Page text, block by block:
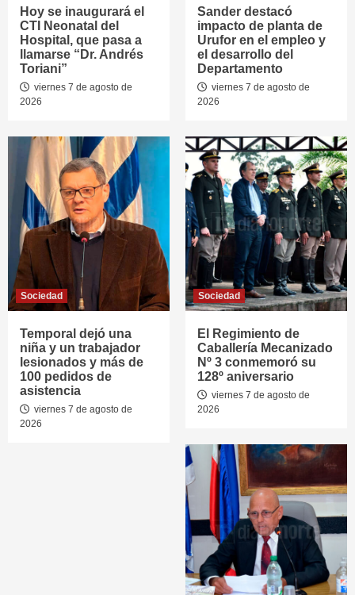
Hoy se inaugurará el
CTI Neonatal del
Hospital, que pasa a
llamarse “Dr. Andrés
Toriani”
viernes 7 de agosto de
2026
Sander destacó
impacto de planta de
Urufor en el empleo y
el desarrollo del
Departamento
viernes 7 de agosto de
2026
Sociedad
Temporal dejó una
niña y un trabajador
lesionados y más de
100 pedidos de
asistencia
viernes 7 de agosto de
2026
Sociedad
El Regimiento de
Caballería Mecanizado
Nº 3 conmemoró su
128º aniversario
viernes 7 de agosto de
2026